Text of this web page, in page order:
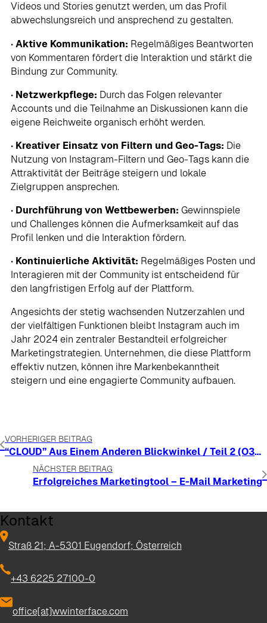
Videos und Stories genutzt werden, um das Profil
abwechslungsreich und ansprechend zu gestalten.
•Aktive Kommunikation: Regelmäßiges Beantworten
von Kommentaren fördert die Interaktion und stärkt die
Bindung zur Community.
• Netzwerkpflege: Durch das Folgen relevanter
Accounts und die Teilnahme an Diskussionen kann die
eigene Reichweite organisch erhöht werden.
• Kreativer Einsatz von Filtern und Geo-Tags: Die
Nutzung von Instagram-Filtern und Geo-Tags kann die
Attraktivität der Beiträge steigern und lokale
Zielgruppen ansprechen.
• Durchführung von Wettbewerben: Gewinnspiele
und Challenges können die Aufmerksamkeit auf das
Profil lenken und die Interaktion fördern.
• Kontinuierliche Aktivität: Regelmäßiges Posten und
Interagieren mit der Community ist entscheidend für
den langfristigen Erfolg auf der Plattform.
Angesichts der stetig wachsenden Nutzerzahlen und
der vielfältigen Funktionen bleibt Instagram auch im
Jahr 2024 ein zentraler Bestandteil erfolgreicher
Marketingstrategien. Unternehmen, die diese Plattform
effektiv nutzen, können ihre Markenbekanntheit
steigern und eine engagierte Community aufbauen.
VORHERIGER BEITRAG
“CLOUD” Aus Einem Anderen Blickwinkel / Teil 2 (O365)
NÄCHSTER BEITRAG
Erfolgreiches Marketingtool – E-Mail Marketing
Kontakt
Straß 21; A-5301 Eugendorf; Österreich
+43 6225 27100-0
office[at]wwinterface.com